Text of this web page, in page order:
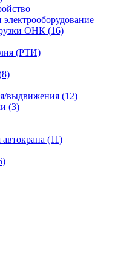
ОНК (16)
(РТИ)
выдвижения (12)
(3)
(11)